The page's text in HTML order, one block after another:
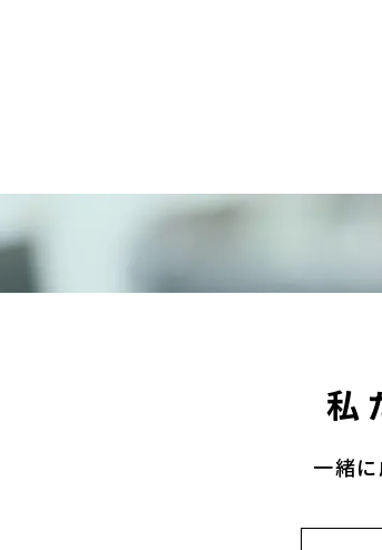
私
一緒